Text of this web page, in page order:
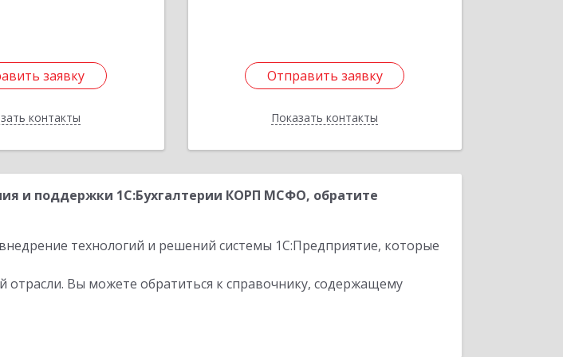
заявку
контакты
заявку
Назад
Отправить заявку
Показать контакты
Отправить заявку
Назад
и поддержки 1С:Бухгалтерии КОРП МСФО, обратите
технологий и решений системы 1С:Предприятие, которые
Вы можете обратиться к справочнику, содержащему